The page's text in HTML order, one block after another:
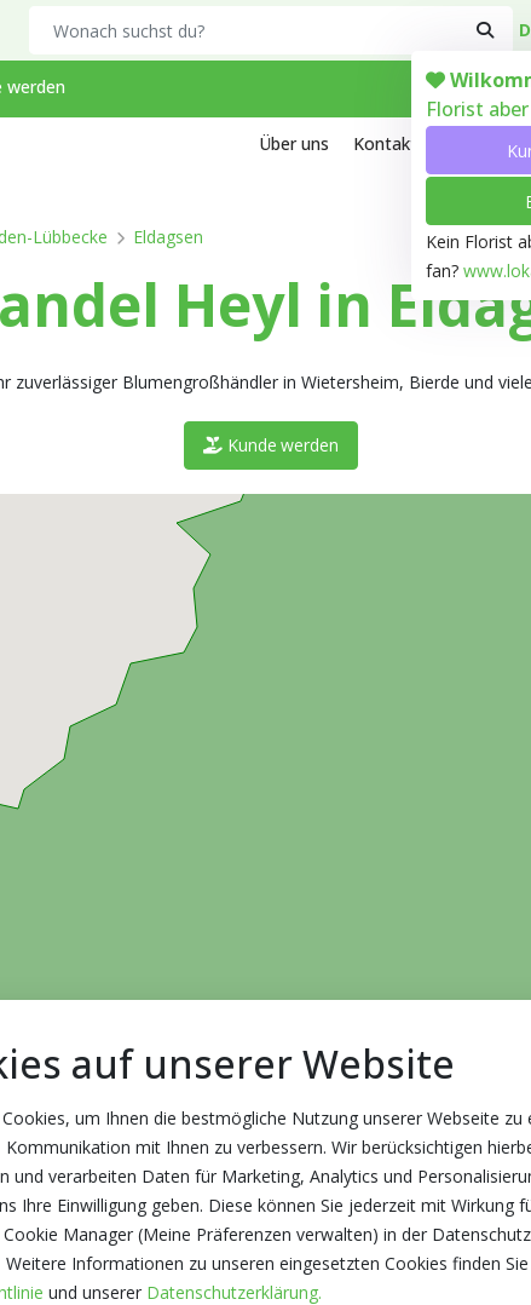
Florist
Kein Florist
fan?
werden
Über uns Kontakt Arbeiten
Lübbecke Eldagsen
Heyl in
zuverlässiger Blumengroßhändler in Wietersheim, Bierde und
Kunde werden
auf unserer Website
um Ihnen die bestmögliche Nutzung unserer Webseite zu
Kommunikation mit Ihnen zu verbessern. Wir berücksichtigen
und verarbeiten Daten für Marketing, Analytics und
Ihre Einwilligung geben. Diese können Sie jederzeit mit Wirkung
Manager (Meine Präferenzen verwalten) in der
Weitere Informationen zu unseren eingesetzten Cookies finden
und unserer Datenschutzerklärung.